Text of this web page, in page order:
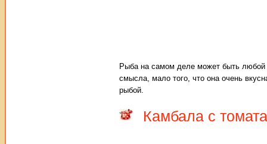
Рыба на самом деле может быть
смысла, мало того, что она очень
рыбой.
Камбала с